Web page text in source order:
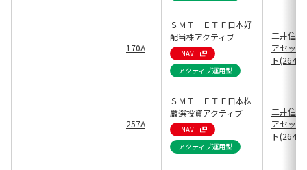
- 170A
ＳＭＴ ＥＴＦ日本好
配当株アクティブ
iNAV
アクティブ運用型
三井住
アセッ
ト
- 257A
ＳＭＴ ＥＴＦ日本株
厳選投資アクティブ
iNAV
アクティブ運用型
三井住
アセッ
ト